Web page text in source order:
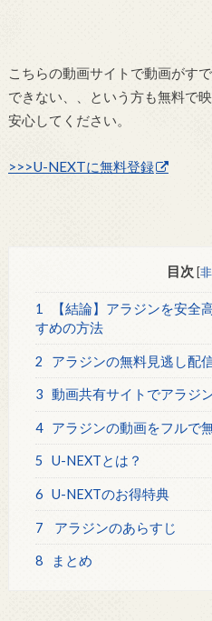
こちらの動画サイトで動画がす
できない、、という方も無料で
安心してください。
>>>U-NEXTに無料登録
目次 [
1
【結論】アラジンを安全
すめの方法
2 アラジンの無料見逃し配
3 動画共有サイトでアラジ
4 アラジンの動画をフルで
5 U-NEXTとは？
6 U-NEXTのお得特典
7 アラジンのあらすじ
8 まとめ